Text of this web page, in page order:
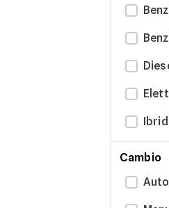
Cambio